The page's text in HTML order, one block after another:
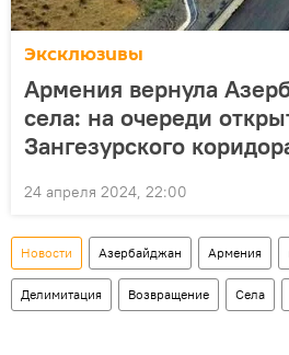
Эксклюзивы
Армения вернула
села: на очереди
Зангезурского
24 апреля 2024, 22:00
Новости Азербайджан Армения
Делимитация Возвращение Села